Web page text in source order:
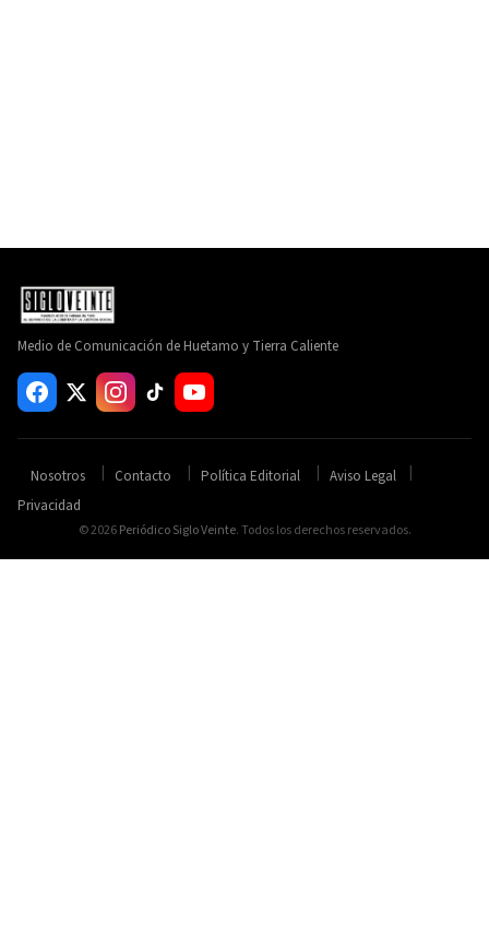
Medio de Comunicación de Huetamo y Tierra Caliente
Nosotros Contacto Política Editorial
Aviso Legal
Privacidad
© 2026Periódico Siglo Veinte. Todos los derechos reservados.